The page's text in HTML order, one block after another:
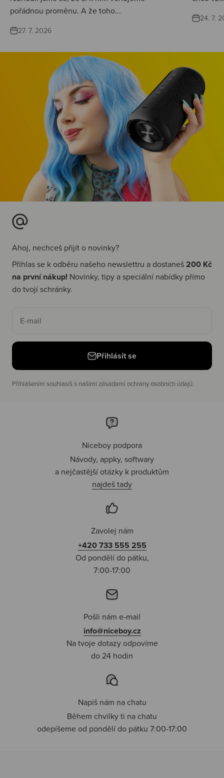
pořádnou proměnu. A že toho...
27. 7. 2026
24. 7.
Ahoj, nechceš přijít o novinky?
Přihlas se k odběru našeho newslettru a dostaneš200 Kč
na první nákup! Novinky, tipy a speciální nabídky přímo
do tvojí schránky.
E-mail
Přihlásit se
Příhlášením souhlasíš s našimi zásadami ochrany osobních údajů.
Niceboy podpora
Návody, appky, softwary
a nejčastější otázky k produktům
najdeš tady
Zavolej nám
+420 733 555 255
Od pondělí do pátku,
7:00-17:00
Pošli nám e-mail
info@niceboy.cz
Na tvoje dotazy odpovíme
do 24 hodin
Napiš nám na chatu
Během chvilky ti na chatu
odepíšeme od pondělí do pátku 7:00-17:00